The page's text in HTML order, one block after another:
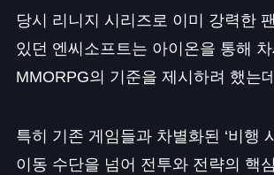
당시 리니지 시리즈로 이미 강력한
있던 엔씨소프트는 아이온을 통해
MMORPG의 기준을 제시하려 했는
특히 기존 게임들과 차별화된 ‘비행
이동 수단을 넘어 전투와 전략의 핵